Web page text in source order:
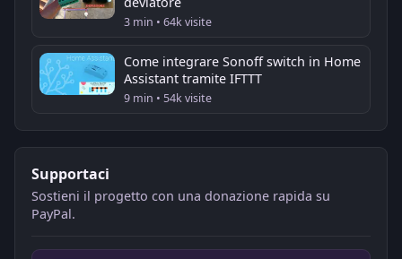
3 min • 64k visite
Come integrare Sonoff switch in Home
Assistant tramite IFTTT
9 min • 54k visite
Supportaci
Sostieni il progetto con una donazione rapida su
PayPal.